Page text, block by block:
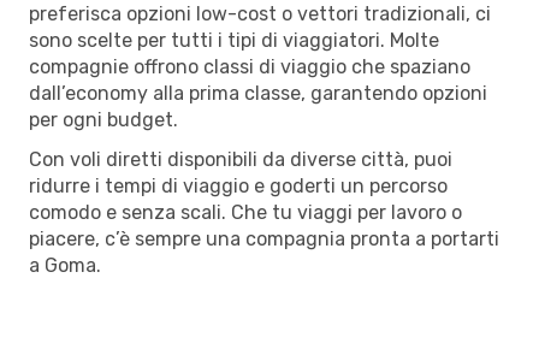
preferisca opzioni low-cost o vettori tradizionali, ci
sono scelte per tutti i tipi di viaggiatori. Molte
compagnie offrono classi di viaggio che spaziano
dall’economy alla prima classe, garantendo opzioni
per ogni budget.
Con voli diretti disponibili da diverse città, puoi
ridurre i tempi di viaggio e goderti un percorso
comodo e senza scali. Che tu viaggi per lavoro o
piacere, c’è sempre una compagnia pronta a portarti
a Goma.